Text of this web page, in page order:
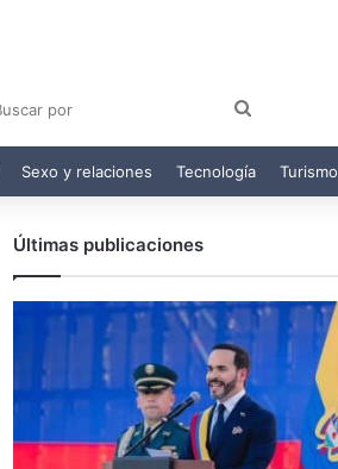
por
Sexo y relaciones Tecnología Turismo
Últimas publicaciones